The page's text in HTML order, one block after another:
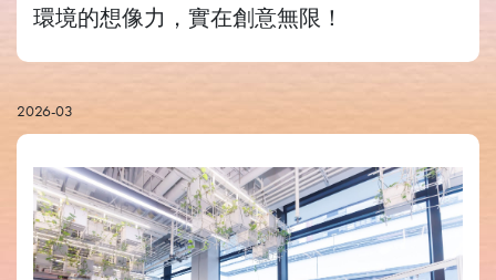
環境的想像力，實在創意無限！
2026-03